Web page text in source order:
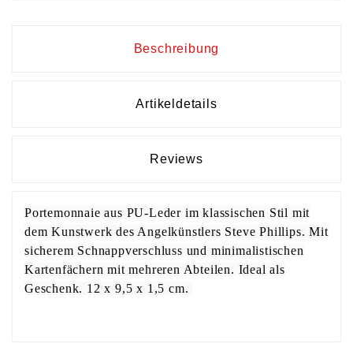
Beschreibung
Artikeldetails
Reviews
Portemonnaie aus PU-Leder im klassischen Stil mit
dem Kunstwerk des Angelkünstlers Steve Phillips. Mit
sicherem Schnappverschluss und minimalistischen
Kartenfächern mit mehreren Abteilen. Ideal als
Geschenk. 12 x 9,5 x 1,5 cm.